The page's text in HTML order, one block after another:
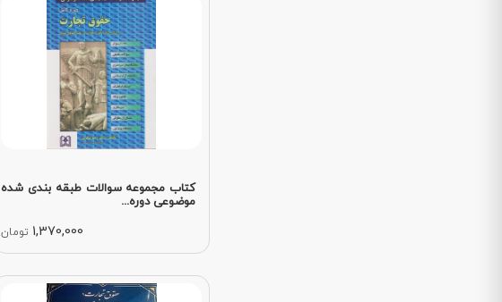
کتاب مجموعه سوالات طبقه‌ بندی‌ شده
موضوعی دوره...
1,370,000 تومان